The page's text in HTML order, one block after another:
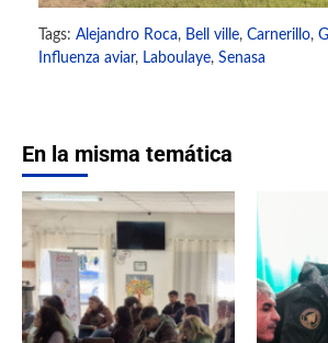
Tags: Alejandro Roca, Bell ville, Carnerillo,
Influenza aviar, Laboulaye, Senasa
En la misma temática